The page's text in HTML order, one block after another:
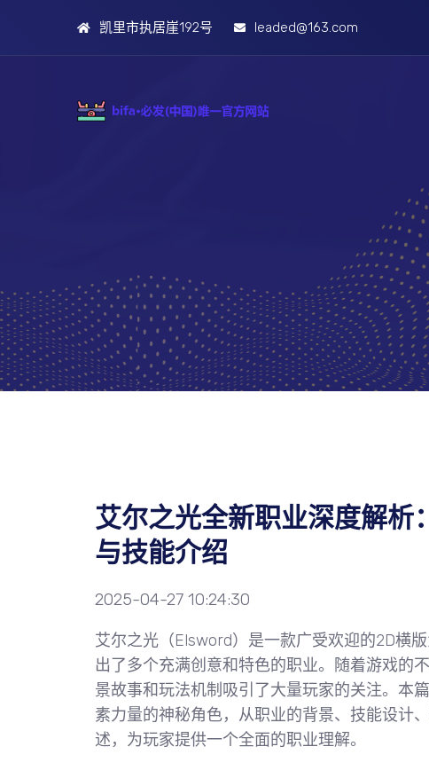
凯里市执居崖192号 leaded@163.com
艾尔之光全新职业深度解
与技能介绍
2025-04-27 10:24:30
艾尔之光（Elsword）是一款广受欢迎的2D横
出了多个充满创意和特色的职业。随着游戏的
景故事和玩法机制吸引了大量玩家的关注。本
素力量的神秘角色，从职业的背景、技能设计
述，为玩家提供一个全面的职业理解。